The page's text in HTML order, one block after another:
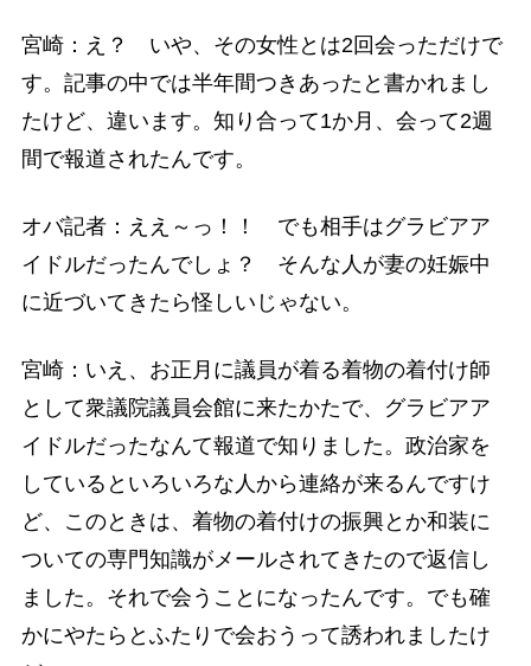
宮崎：え？ いや、その女性とは2回会っただけで
す。記事の中では半年間つきあったと書かれまし
たけど、違います。知り合って1か月、会って2週
間で報道されたんです。
オバ記者：ええ～っ！！ でも相手はグラビアア
イドルだったんでしょ？ そんな人が妻の妊娠中
に近づいてきたら怪しいじゃない。
宮崎：いえ、お正月に議員が着る着物の着付け師
として衆議院議員会館に来たかたで、グラビアア
イドルだったなんて報道で知りました。政治家を
しているといろいろな人から連絡が来るんですけ
ど、このときは、着物の着付けの振興とか和装に
ついての専門知識がメールされてきたので返信し
ました。それで会うことになったんです。でも確
かにやたらとふたりで会おうって誘われましたけ